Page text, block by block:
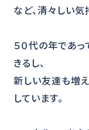
など、清々しい気
５０代の年であ
きるし、
新しい友達も増
しています。